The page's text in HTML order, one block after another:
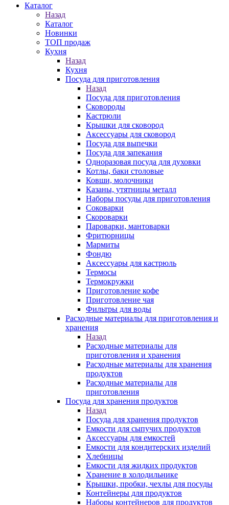
Каталог
Назад
Каталог
Новинки
ТОП продаж
Кухня
Назад
Кухня
Посуда для приготовления
Назад
Посуда для приготовления
Сковороды
Кастрюли
Крышки для сковород
Аксессуары для сковород
Посуда для выпечки
Посуда для запекания
Одноразовая посуда для духовки
Котлы, баки столовые
Ковши, молочники
Казаны, утятницы металл
Наборы посуды для приготовления
Соковарки
Скороварки
Пароварки, мантоварки
Фритюрницы
Мармиты
Фондю
Аксессуары для кастрюль
Термосы
Термокружки
Приготовление кофе
Приготовление чая
Фильтры для воды
Расходные материалы для приготовления и
хранения
Назад
Расходные материалы для
приготовления и хранения
Расходные материалы для хранения
продуктов
Расходные материалы для
приготовления
Посуда для хранения продуктов
Назад
Посуда для хранения продуктов
Емкости для сыпучих продуктов
Аксессуары для емкостей
Емкости для кондитерских изделий
Хлебницы
Емкости для жидких продуктов
Хранение в холодильнике
Крышки, пробки, чехлы для посуды
Контейнеры для продуктов
Наборы контейнеров для продуктов